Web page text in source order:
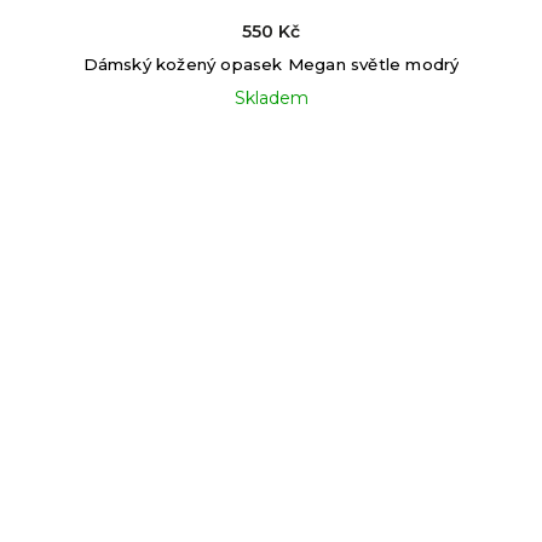
Dámský kožený opasek Megan světle modrý
Skladem
550 Kč